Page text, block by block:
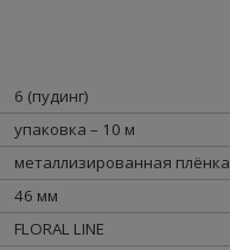
6 (пудинг)
упаковка – 10 м
металлизированная плёнка
46 мм
FLORAL LINE